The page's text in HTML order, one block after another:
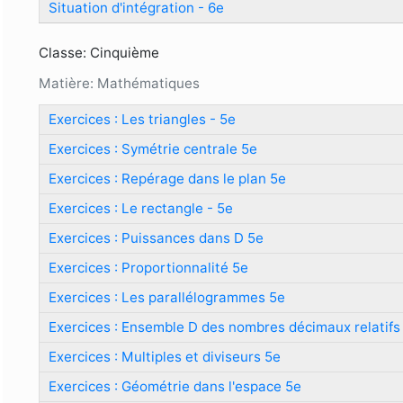
Situation d'intégration - 6e
Classe: Cinquième
Matière: Mathématiques
Exercices : Les triangles - 5e
Exercices : Symétrie centrale 5e
Exercices : Repérage dans le plan 5e
Exercices : Le rectangle - 5e
Exercices : Puissances dans D 5e
Exercices : Proportionnalité 5e
Exercices : Les parallélogrammes 5e
Exercices : Ensemble D des nombres décimaux relatifs
Exercices : Multiples et diviseurs 5e
Exercices : Géométrie dans l'espace 5e